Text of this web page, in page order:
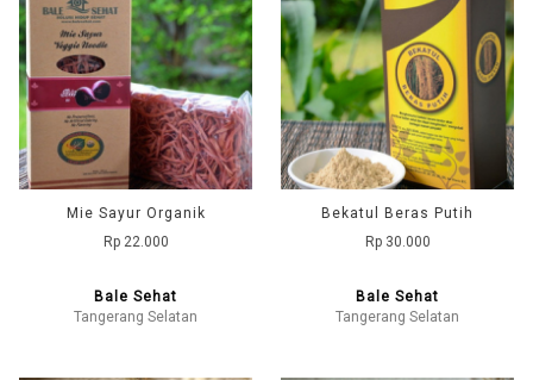
Mie Sayur Organik
Rp 22.000
Bale Sehat
Tangerang Selatan
Bekatul Beras Putih
Rp 30.000
Bale Sehat
Tangerang Selatan